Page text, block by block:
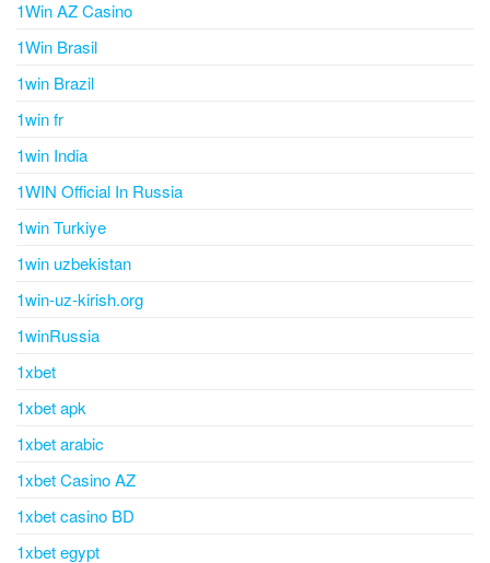
1Win AZ Casino
1Win Brasil
1win Brazil
1win fr
1win India
1WIN Official In Russia
1win Turkiye
1win uzbekistan
1win-uz-kirish.org
1winRussia
1xbet
1xbet apk
1xbet arabic
1xbet Casino AZ
1xbet casino BD
1xbet egypt